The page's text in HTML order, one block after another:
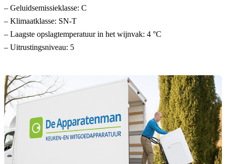
– Geluidsemissieklasse: C
– Klimaatklasse: SN-T
– Laagste opslagtemperatuur in het wijnvak: 4 °C
– Uitrustingsniveau: 5